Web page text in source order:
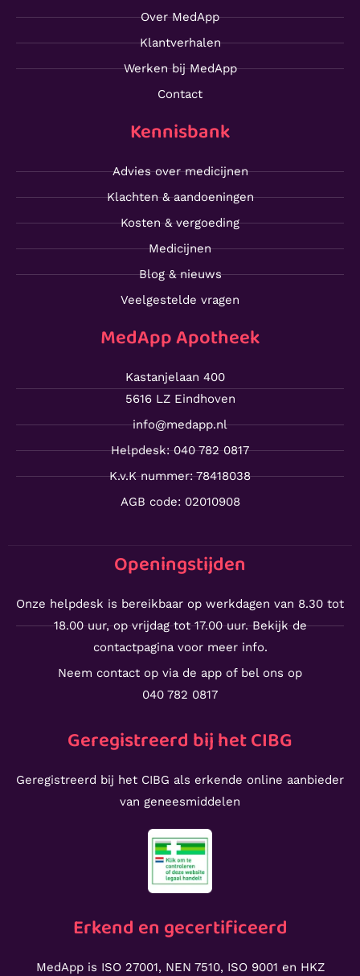
Over MedApp
Klantverhalen
Werken bij MedApp
Contact
Kennisbank
Advies over medicijnen
Klachten & aandoeningen
Kosten & vergoeding
Medicijnen
Blog & nieuws
Veelgestelde vragen
MedApp Apotheek
Kastanjelaan 400
5616 LZ Eindhoven
info@medapp.nl
Helpdesk: 040 782 0817
K.v.K nummer: 78418038
AGB code: 02010908
Openingstijden
Onze helpdesk is bereikbaar op werkdagen van 8.30 tot
18.00 uur, op vrijdag tot 17.00 uur. Bekijk de
contactpagina voor meer info.
Neem contact op via de app of bel ons op
040 782 0817
Geregistreerd bij het CIBG
Geregistreerd bij het CIBG als erkende online aanbieder
van geneesmiddelen
Erkend en gecertificeerd
MedApp is ISO 27001, NEN 7510, ISO 9001 en HKZ